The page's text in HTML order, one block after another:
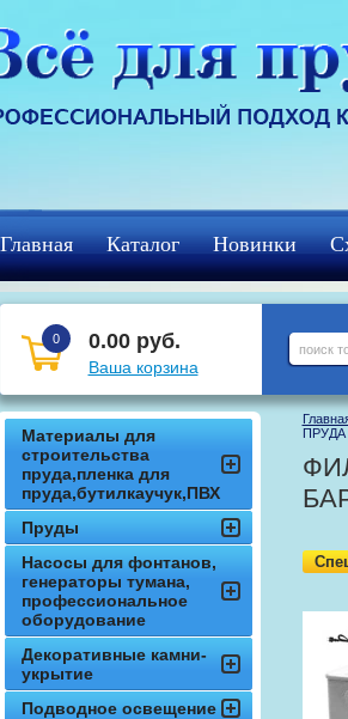
Главная Каталог Новинки
Регистрация кцф
0 0.00 руб.
Ваша корзина
ПРУДА
Материалы для
строительства
пруда,пленка для
пруда,бутилкаучук,ПВХ
Пруды
Насосы для фонтанов,
генераторы тумана,
профессиональное
оборудование
Декоративные камни-
укрытие
Подводное освещение